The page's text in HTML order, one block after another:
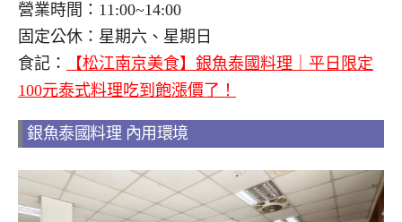
營業時間：11:00~14:00
固定公休：星期六、星期日
食記：
【松江南京美食】銀魚泰國料理｜平日限定
100元泰式料理吃到飽漲價了！
銀魚泰國料理 內用環境